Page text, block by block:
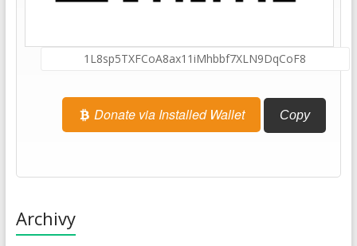
Donate via Installed Wallet Copy
Archivy